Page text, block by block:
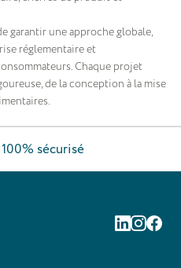
garantir une approche globale,
réglementaire et
Chaque projet
de la conception à la mise
sécurisé
Linkedin